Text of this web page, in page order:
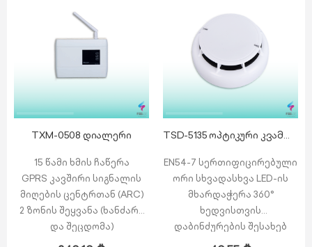
TXM-0508 დიალერი
15 წამი ხმის ჩაწერა
GPRS კავშირი სიგნალის
მიღების ცენტრთან (ARC)
2 ზონის შეყვანა (ხანძარი
და შეცდომა)
1 PGM Output
TSD-5135 ოპტიკური კვამლის დეტექტორი Relay Output
EN54-7 სერთიფიცირებული
ორი სხვადასხვა LED-ის
მხარდაჭერა 360°
ხედვისთვის
დაბინძურების შესახებ
გაფრთხილებები